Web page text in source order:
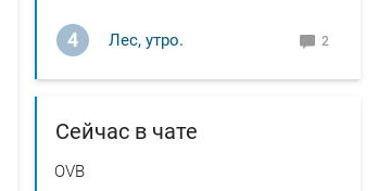
4 Лес, утро. 2
Сейчас в чате
OVB